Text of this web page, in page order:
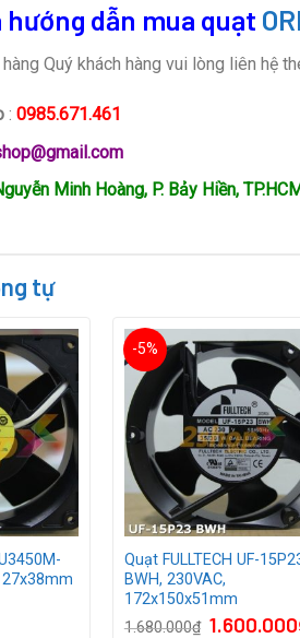
hướng dẫn mua quạt
Quý khách hàng vui lòng liên hệ
: 0985.671.461
Minh Hoàng, P. Bảy Hiền, TP.HCM
tự
-5%
Quạt FULLTECH UF-
BWH, 230VAC,
172x150x51mm
1.680.000₫ 1.600.000